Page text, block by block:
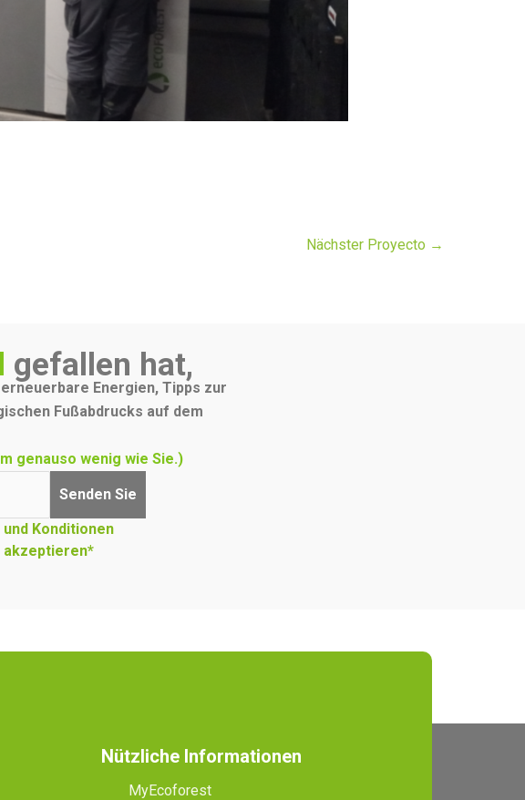
Nächster Proyecto →
gefallen hat,
Energien, Tipps zur
Fußabdrucks auf dem
genauso wenig wie Sie.)
Senden Sie
und Konditionen
akzeptieren*
Nützliche Informationen
MyEcoforest